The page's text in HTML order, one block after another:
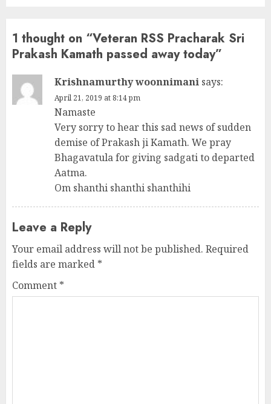
1 thought on “Veteran RSS Pracharak Sri
Prakash Kamath passed away today”
Krishnamurthy woonnimani says:
April 21, 2019 at 8:14 pm
Namaste
Very sorry to hear this sad news of sudden
demise of Prakash ji Kamath. We pray
Bhagavatula for giving sadgati to departed
Aatma.
Om shanthi shanthi shanthihi
Leave a Reply
Your email address will not be published. Required
fields are marked *
Comment *